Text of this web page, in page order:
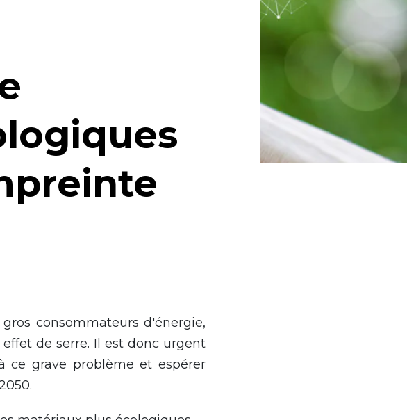
consommateurs d'énergie,
effet de serre. Il est donc urgent
ce grave problème et espérer